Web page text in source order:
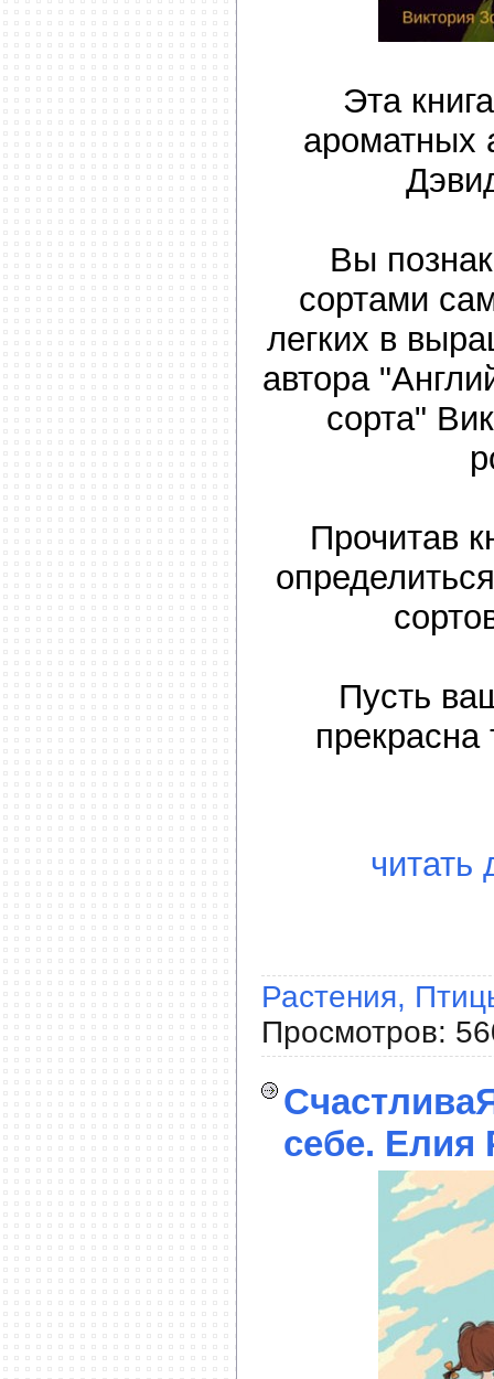
Эта
ароматных
Вы
сортами
легких в
автора
сорта"
Прочитав
Пусть
прекрасна
читать
Растения,
Просмотров:
себе. Елия